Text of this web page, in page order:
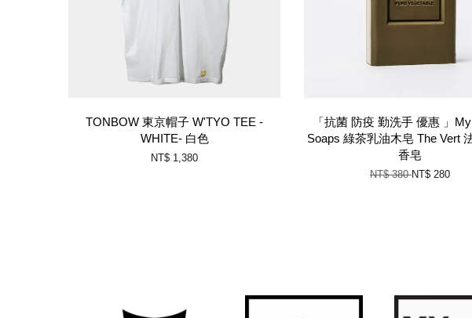
TONBOW 東京帽子 W'TYO TEE -
WHITE- 白色
NT$ 1,380
「抗菌 防疫 勤洗手 優惠 」
Soaps 綠茶乳油木皂 The Vert
香皂
NT$ 380NT$ 280